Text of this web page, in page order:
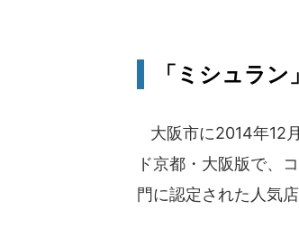
「ミシュラ
大阪市に2014年12
ド京都・大阪版で、
門に認定された人気店